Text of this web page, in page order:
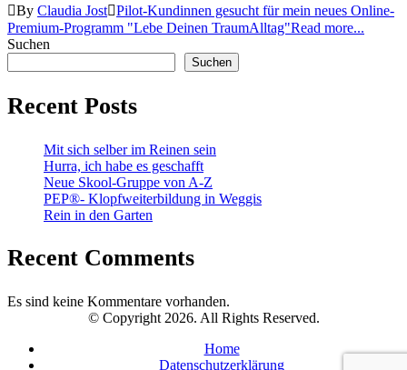
By Claudia Jost Pilot-Kundinnen gesucht für mein neues Online-
Premium-Programm "Lebe Deinen TraumAlltag"Read more...
Suchen
Suchen
Recent Posts
Mit sich selber im Reinen sein
Hurra, ich habe es geschafft
Neue Skool-Gruppe von A-Z
PEP®- Klopfweiterbildung in Weggis
Rein in den Garten
Recent Comments
Es sind keine Kommentare vorhanden.
© Copyright 2026. All Rights Reserved.
Home
Datenschutzerklärung